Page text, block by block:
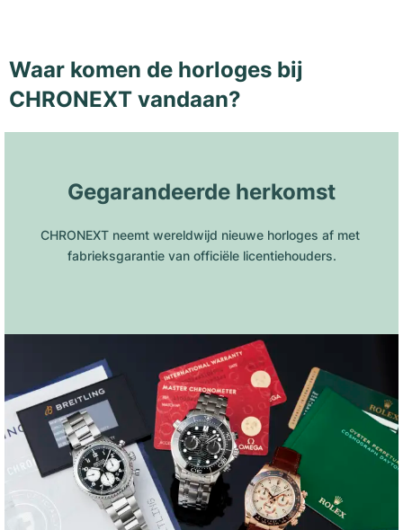
Waar komen de horloges bij
CHRONEXT vandaan?
Gegarandeerde herkomst
CHRONEXT neemt wereldwijd nieuwe horloges af met
fabrieksgarantie van officiële licentiehouders.